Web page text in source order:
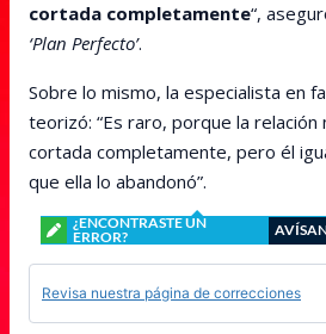
cortada completamente“,
‘Plan Perfecto’.
Sobre lo mismo, la especialista en
teorizó: “Es raro, porque la relación
cortada completamente, pero él
que ella lo abandonó”.
¿ENCONTRASTE UN
ERROR?
Revisa nuestra página de correcciones